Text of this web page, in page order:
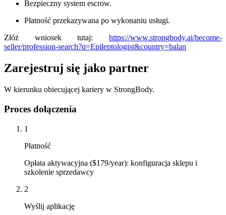
Bezpieczny system escrow.
Płatność przekazywana po wykonaniu usługi.
Złóż wniosek tutaj: https://www.strongbody.ai/become-
seller/profession-search?q=Epileptologist&country=balan
Zarejestruj się jako partner
W kierunku obiecującej kariery w StrongBody.
Proces dołączenia
1
Płatność
Opłata aktywacyjna ($179/year): konfiguracja sklepu i
szkolenie sprzedawcy
2
Wyślij aplikację